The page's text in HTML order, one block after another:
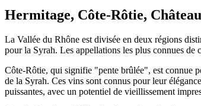
Hermitage, Côte-Rôtie,
La Vallée du Rhône est divisée en deux régions
pour la Syrah. Les appellations les plus connues de
Côte-Rôtie, qui signifie "pente brûlée", est connue
de la Syrah. Ces vins sont connus pour leur
puissantes, avec un potentiel de vieillissement